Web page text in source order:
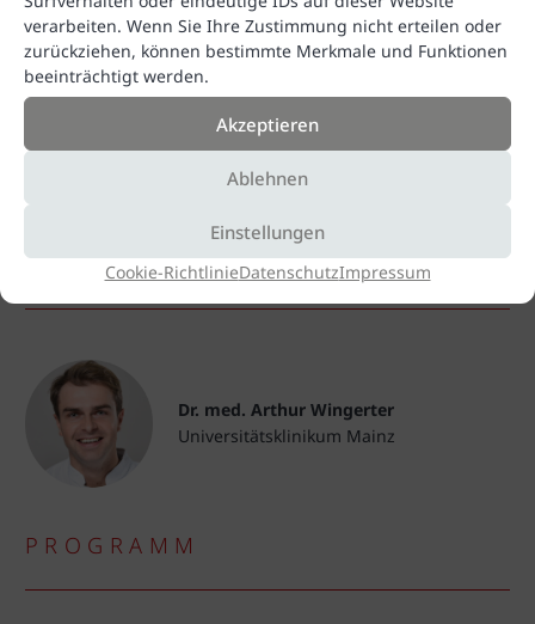
verarbeiten. Wenn Sie Ihre Zustimmung nicht erteilen oder
zurückziehen, können bestimmte Merkmale und Funktionen
beeinträchtigt werden.
Akzeptieren
Ablehnen
Einstellungen
Cookie-RichtlinieDatenschutzImpressum
WISSENSCHAFTLICHE LEITUNG
Dr. med. Arthur Wingerter
Universitätsklinikum Mainz
PROGRAMM